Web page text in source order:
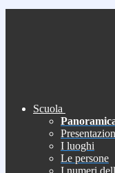
Scuola
I luoghi
Le persone